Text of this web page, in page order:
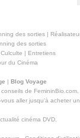
des sorties|
des sorties
Culculte | Entretiens
du Cinéma
| Blog Voyage
de FemininBio.com.
aller jusqu'à acheter
cinéma DVD